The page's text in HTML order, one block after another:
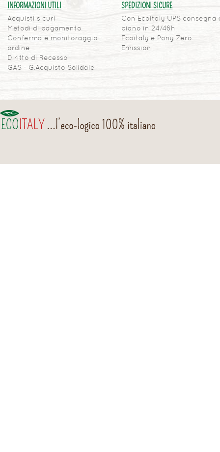
INFORMAZIONI UTILI
Acquisti sicuri
Metodi di pagamento
Conferma e monitoraggio
ordine
Diritto di Recesso
GAS - G.Acquisto Solidale
SPEDIZIONI SICURE
Con Ecoitaly UPS consegna
piano in 24/48h
Ecoitaly e Pony Zero
Emissioni